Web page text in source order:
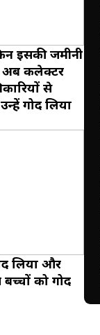
इसकी जमीनी
अब कलेक्टर
से
गोद लिया
लिया और
को गोद